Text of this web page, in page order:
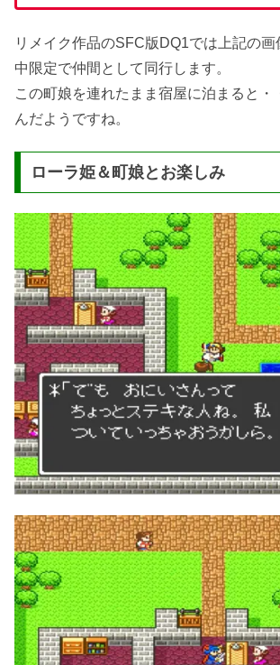
リメイク作品のSFC版DQ1では上記の
中限定で仲間として同行します。
この町娘を連れたまま宿屋に泊まると・
んだようですね。
ローラ姫＆町娘とお楽しみ